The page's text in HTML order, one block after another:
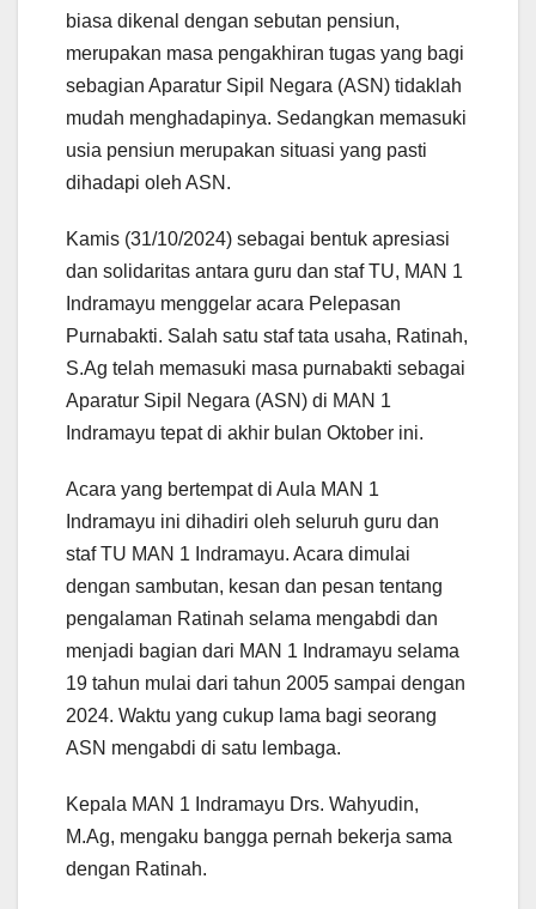
biasa dikenal dengan sebutan pensiun,
merupakan masa pengakhiran tugas yang bagi
sebagian Aparatur Sipil Negara (ASN) tidaklah
mudah menghadapinya. Sedangkan memasuki
usia pensiun merupakan situasi yang pasti
dihadapi oleh ASN.
Kamis (31/10/2024) sebagai bentuk apresiasi
dan solidaritas antara guru dan staf TU, MAN 1
Indramayu menggelar acara Pelepasan
Purnabakti. Salah satu staf tata usaha, Ratinah,
S.Ag telah memasuki masa purnabakti sebagai
Aparatur Sipil Negara (ASN) di MAN 1
Indramayu tepat di akhir bulan Oktober ini.
Acara yang bertempat di Aula MAN 1
Indramayu ini dihadiri oleh seluruh guru dan
staf TU MAN 1 Indramayu. Acara dimulai
dengan sambutan, kesan dan pesan tentang
pengalaman Ratinah selama mengabdi dan
menjadi bagian dari MAN 1 Indramayu selama
19 tahun mulai dari tahun 2005 sampai dengan
2024. Waktu yang cukup lama bagi seorang
ASN mengabdi di satu lembaga.
Kepala MAN 1 Indramayu Drs. Wahyudin,
M.Ag, mengaku bangga pernah bekerja sama
dengan Ratinah.